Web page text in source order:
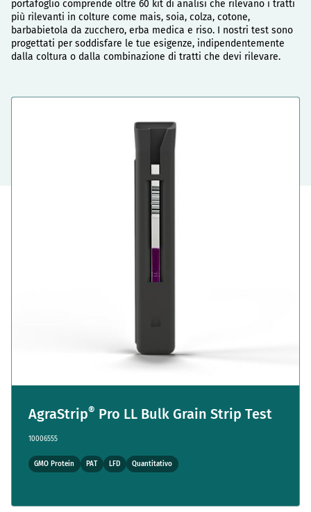
portafoglio comprende oltre 60 kit di analisi che rilevano i tratti
più rilevanti in colture come mais, soia, colza, cotone,
barbabietola da zucchero, erba medica e riso. I nostri test sono
progettati per soddisfare le tue esigenze, indipendentemente
dalla coltura o dalla combinazione di tratti che devi rilevare.
AgraStrip® Pro LL Bulk Grain Strip Test
10006555
GMO Protein PAT LFD Quantitativo